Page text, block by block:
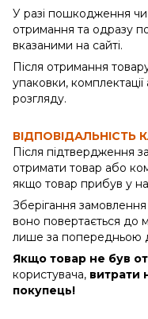
У разі пошкодження чи
отримання та одразу
вказаними на сайті.
Після отримання
упаковки,
розгляду.
ВІДПОВІДАЛЬНІСТЬ
Після підтвердження
отримати товар або
якщо товар прибув у
Зберігання
воно повертається до
лише за попередньою
Якщо товар не був
користувача, витрати
покупець!